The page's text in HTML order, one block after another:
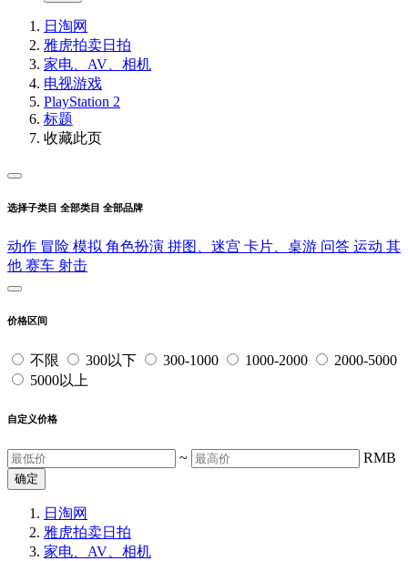
日淘网
雅虎拍卖日拍
家电、AV、相机
电视游戏
PlayStation 2
标题
收藏此页
选择子类目 全部类目 全部品牌
动作 冒险 模拟 角色扮演 拼图、迷宫 卡片、桌游 问答 运动 其
他 赛车 射击
价格区间
不限 300以下 300-1000 1000-2000
2000-5000
5000以上
自定义价格
~ RMB
确定
日淘网
雅虎拍卖日拍
家电、AV、相机